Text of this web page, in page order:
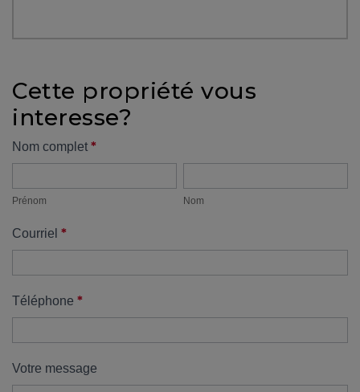
protégé!
outils
pour
financement
propriétaire
UNE
DÉCISION
!
de
démarrage
:
Cette propriété vous
interesse?
Formulaire
Nom complet *
Prénom Nom
Courriel *
Téléphone *
Votre message